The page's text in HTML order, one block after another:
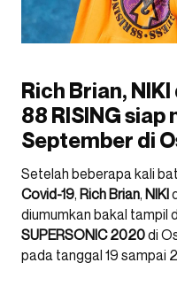
Rich Brian,
88 RISING
September di
Setelah beberapa kali
Covid-19, Rich Brian, NIKI
diumumkan bakal tampil
SUPERSONIC 2020di
pada tanggal 19 sampai